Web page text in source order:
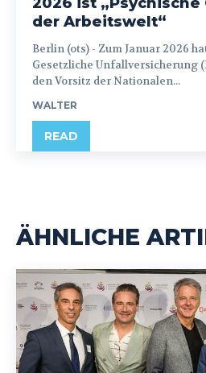
der Arbeitswelt“
Berlin (ots) - Zum Januar 2026 hat die Deutsche
Gesetzliche Unfallversicherung
den Vorsitz der Nationalen...
WALTER
READ
ÄHNLICHE